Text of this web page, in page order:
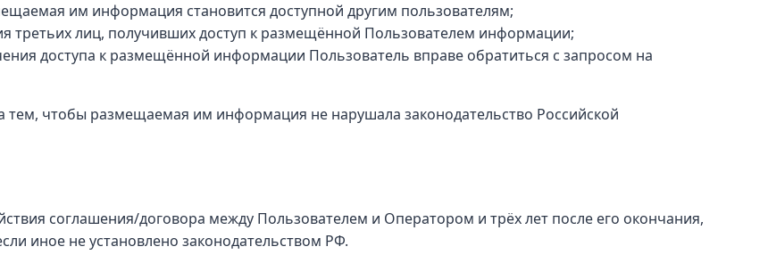
им информация становится доступной другим пользователям;
третьих лиц, получивших доступ к размещённой Пользователем информации;
доступа к размещённой информации Пользователь вправе обратиться с запросом на
тем, чтобы размещаемая им информация не нарушала законодательство Российской
соглашения/договора между Пользователем и Оператором и трёх лет после его окончания,
иное не установлено законодательством РФ.